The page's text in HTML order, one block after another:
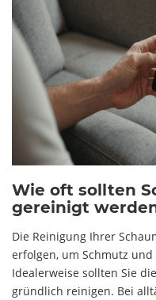
Wie oft sollten
gereinigt
Die Reinigung Ihrer
erfolgen, um Schmutz
Idealerweise sollten Sie
gründlich reinigen. Bei